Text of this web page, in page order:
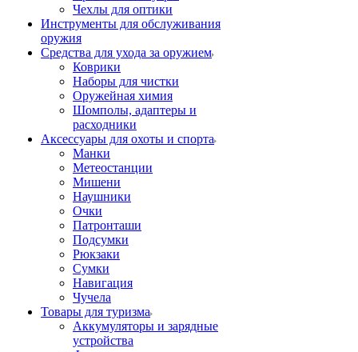
Чехлы для оптики
Инструменты для обслуживания
оружия
Средства для ухода за оружием
Коврики
Наборы для чистки
Оружейная химия
Шомполы, адаптеры и
расходники
Аксессуары для охоты и спорта
Манки
Метеостанции
Мишени
Наушники
Очки
Патронташи
Подсумки
Рюкзаки
Сумки
Навигация
Чучела
Товары для туризма
Аккумуляторы и зарядные
устройства